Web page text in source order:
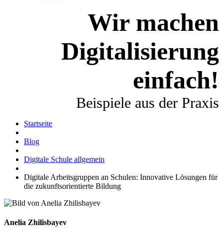
Wir machen
Digitalisierung
einfach!
Beispiele aus der Praxis
Startseite
Blog
Digitale Schule allgemein
Digitale Arbeitsgruppen an Schulen: Innovative Lösungen für
die zukunftsorientierte Bildung
Anelia Zhilisbayev